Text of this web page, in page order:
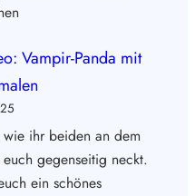
Vampir-Panda mit
ihr beiden an dem
gegenseitig neckt.
ein schönes